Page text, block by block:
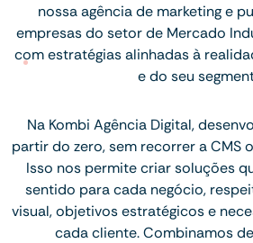
nossa agência de marketing e
empresas do setor de Mercado
com estratégias alinhadas à
e do seu
Na Kombi Agência Digital,
partir do zero, sem recorrer a CMS
Isso nos permite criar soluções
sentido para cada negócio,
visual, objetivos estratégicos e
cada cliente. Combinamos